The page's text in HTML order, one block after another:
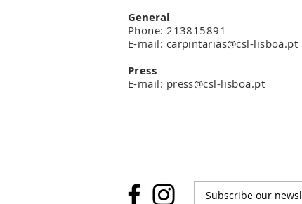
General
Phone: 213815891
E-mail: carpintarias@csl-lisboa.pt
Press
E-mail: press@csl-lisboa.pt
Subscribe our